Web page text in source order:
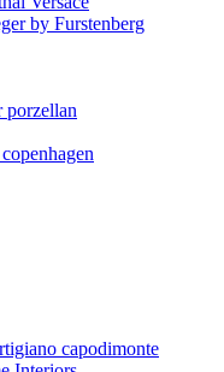
by Furstenberg
porzellan
capodimonte